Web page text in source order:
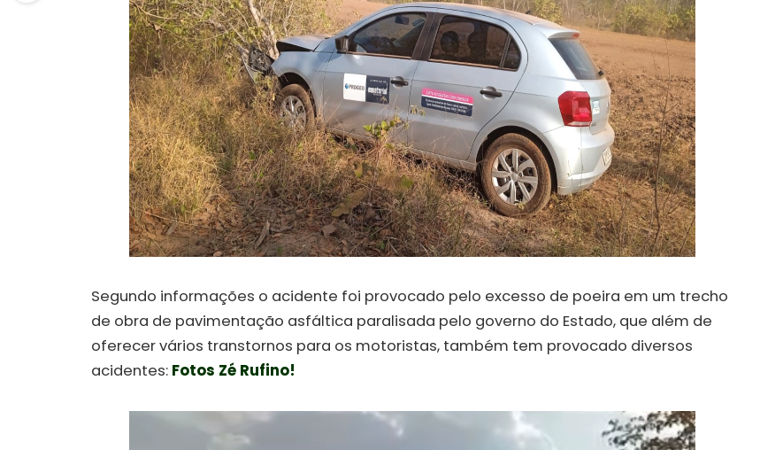
Segundo informações o acidente foi provocado pelo excesso de poeira em um trecho
de obra de pavimentação asfáltica paralisada pelo governo do Estado, que além de
oferecer vários transtornos para os motoristas, também tem provocado diversos
acidentes: Fotos Zé Rufino!